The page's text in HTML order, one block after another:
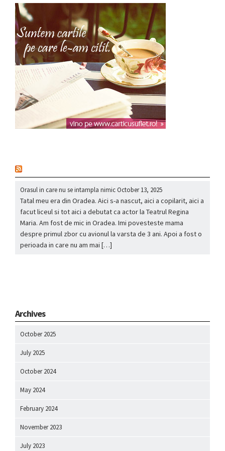
Orasul in care nu se intampla nimicOctober 13, 2025
Tatal meu era din Oradea. Aici s-a nascut, aici a copilarit, aici a
facut liceul si tot aici a debutat ca actor la Teatrul Regina
Maria. Am fost de mic in Oradea. Imi povesteste mama
despre primul zbor cu avionul la varsta de 3 ani. Apoi a fost o
perioada in care nu am mai […]
Archives
October 2025
July 2025
October 2024
May 2024
February 2024
November 2023
July 2023